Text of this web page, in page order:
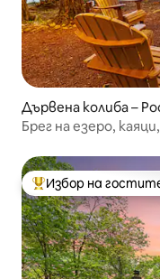
Дървена колиба –
Брег на езеро,
Най-популярен
Избор на